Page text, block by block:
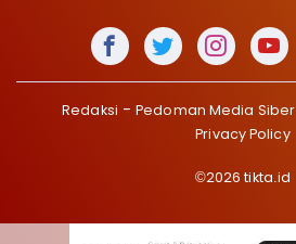
Redaksi Pedoman Media Siber
Privacy Policy
©2026 tikta.id